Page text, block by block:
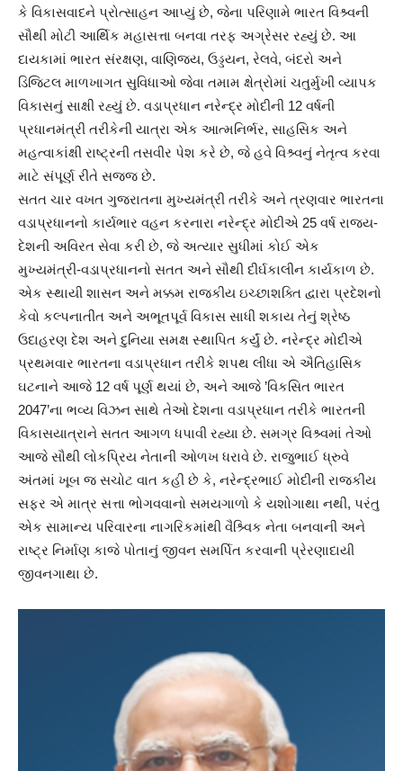
કે વિકાસવાદને પ્રોત્સાહન આપ્યું છે, જેના પરિણામે ભારત વિશ્ર્વની
સૌથી મોટી આર્થિક મહાસત્તા બનવા તરફ અગ્રેસર રહ્યું છે. આ
દાયકામાં ભારત સંરક્ષણ, વાણિજ્ય, ઉડ્ડયન, રેલવે, બંદરો અને
ડિજિટલ માળખાગત સુવિધાઓ જેવા તમામ ક્ષેત્રોમાં ચતુર્મુખી વ્યાપક
વિકાસનું સાક્ષી રહ્યું છે. વડાપ્રધાન નરેન્દ્ર મોદીની 12 વર્ષની
પ્રધાનમંત્રી તરીકેની યાત્રા એક આત્મનિર્ભર, સાહસિક અને
મહત્વાકાંક્ષી રાષ્ટ્રની તસવીર પેશ કરે છે, જે હવે વિશ્ર્વનું નેતૃત્વ કરવા
માટે સંપૂર્ણ રીતે સજ્જ છે.
સતત ચાર વખત ગુજરાતના મુખ્યમંત્રી તરીકે અને ત્રણવાર ભારતના
વડાપ્રધાનનો કાર્યભાર વહન કરનારા નરેન્દ્ર મોદીએ 25 વર્ષ રાજ્ય-
દેશની અવિરત સેવા કરી છે, જે અત્યાર સુધીમાં કોઈ એક
મુખ્યમંત્રી-વડાપ્રધાનનો સતત અને સૌથી દીર્ઘકાલીન કાર્યકાળ છે.
એક સ્થાયી શાસન અને મક્કમ રાજકીય ઇચ્છાશક્તિ દ્વારા પ્રદેશનો
કેવો કલ્પનાતીત અને અભૂતપૂર્વ વિકાસ સાધી શકાય તેનું શ્રેષ્ઠ
ઉદાહરણ દેશ અને દુનિયા સમક્ષ સ્થાપિત કર્યું છે. નરેન્દ્ર મોદીએ
પ્રથમવાર ભારતના વડાપ્રધાન તરીકે શપથ લીધા એ ઐતિહાસિક
ઘટનાને આજે 12 વર્ષ પૂર્ણ થયાં છે, અને આજે ’વિકસિત ભારત
2047’ના ભવ્ય વિઝન સાથે તેઓ દેશના વડાપ્રધાન તરીકે ભારતની
વિકાસયાત્રાને સતત આગળ ધપાવી રહ્યા છે. સમગ્ર વિશ્ર્વમાં તેઓ
આજે સૌથી લોકપ્રિય નેતાની ઓળખ ધરાવે છે. રાજુભાઈ ધ્રુવે
અંતમાં ખૂબ જ સચોટ વાત કહી છે કે, નરેન્દ્રભાઈ મોદીની રાજકીય
સફર એ માત્ર સત્તા ભોગવવાનો સમયગાળો કે યશોગાથા નથી, પરંતુ
એક સામાન્ય પરિવારના નાગરિકમાંથી વૈશ્ર્વિક નેતા બનવાની અને
રાષ્ટ્ર નિર્માણ કાજે પોતાનું જીવન સમર્પિત કરવાની પ્રેરણાદાયી
જીવનગાથા છે.